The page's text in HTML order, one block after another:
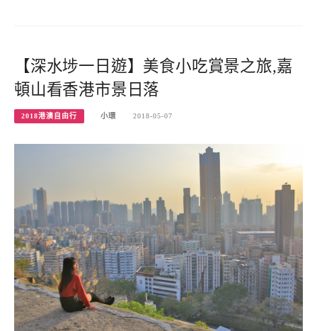
【深水埗一日遊】美食小吃賞景之旅,嘉
頓山看香港市景日落
2018港澳自由行 小環 2018-05-07